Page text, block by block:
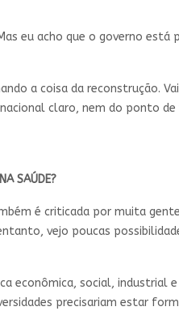
eu acho que o governo está
a coisa da reconstrução.
claro, nem do ponto
SAÚDE?
é criticada por muita
vejo poucas
econômica, social, industrial
precisariam estar